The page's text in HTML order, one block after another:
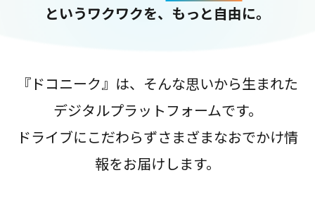
というワクワクを、もっと自由に。
『ドコニーク』は、そんな思いから生まれた
デジタルプラットフォームです。
ドライブにこだわらずさまざまなおでかけ情
報をお届けします。